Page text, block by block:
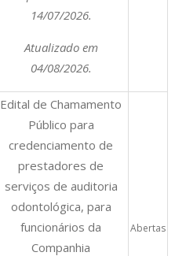
14/07/2026.
Atualizado em
04/08/2026.
Edital de Chamamento
Público para
credenciamento de
prestadores de
serviços de auditoria
odontológica, para
funcionários da
Companhia
Abertas